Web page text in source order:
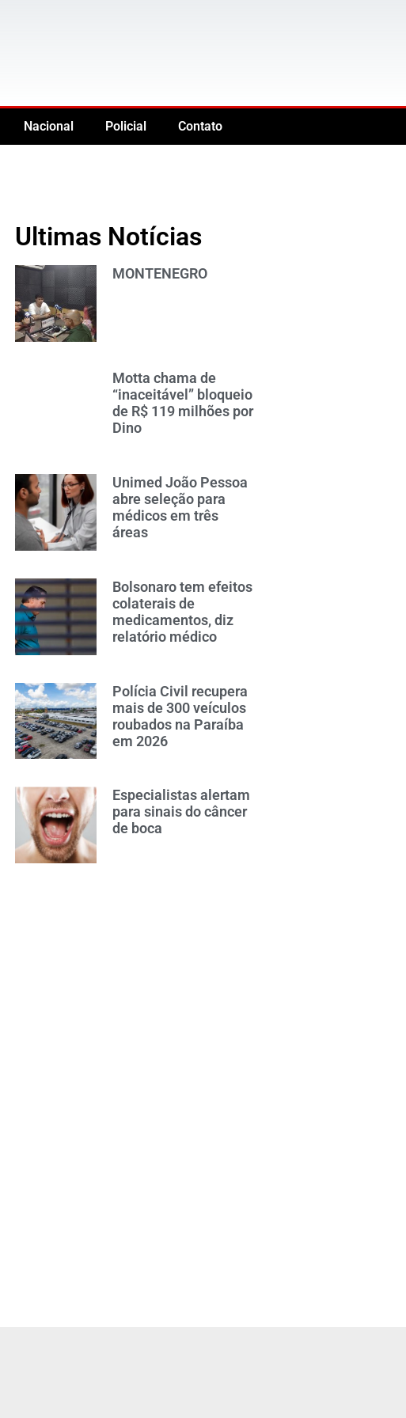
Nacional Policial Contato
Ultimas Notícias
MONTENEGRO
Motta chama de
“inaceitável” bloqueio
de R$ 119 milhões por
Dino
Unimed João Pessoa
abre seleção para
médicos em três
áreas
Bolsonaro tem efeitos
colaterais de
medicamentos, diz
relatório médico
Polícia Civil recupera
mais de 300 veículos
roubados na Paraíba
em 2026
Especialistas alertam
para sinais do câncer
de boca